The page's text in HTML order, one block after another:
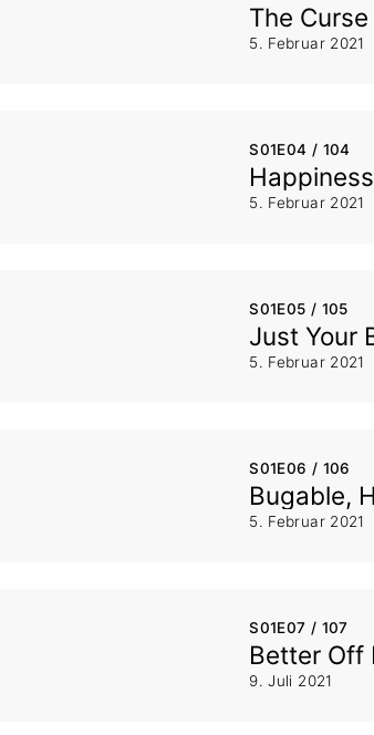
The
5. Februar 2021
S01E04 / 104
5. Februar 2021
S01E05 / 105
Just Your
5. Februar 2021
S01E06 / 106
Bugable,
5. Februar 2021
S01E07 / 107
Better Off
9. Juli 2021